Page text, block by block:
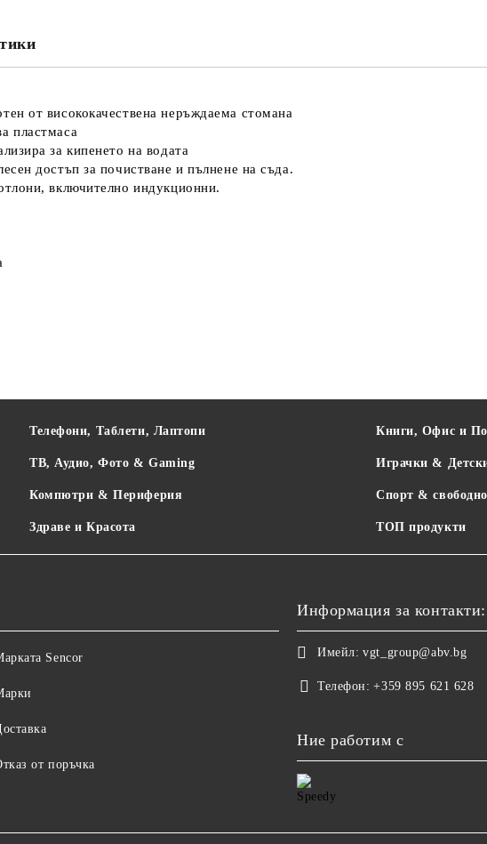
от висококачествена неръждаема стомана
пластмаса
за кипенето на водата
достъп за почистване и пълнене на съда.
включително индукционни.
Телефони, Таблети, Лаптопи
ТВ, Аудио, Фото & Gaming
Компютри & Периферия
Здраве и Красота
Книги, Офис и
Играчки &
Спорт &
ТОП продукти
Sencor
от поръчка
Информация за контакти:
Имейл: vgt_group@abv.bg
Телефон: +359 895 621 628
Ние работим с